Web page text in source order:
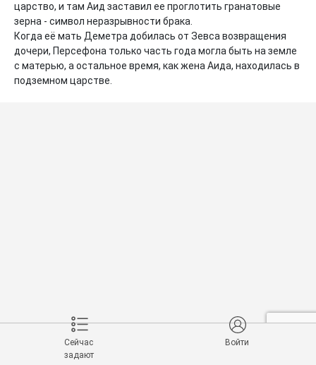
царство, и там Аид заставил ее проглотить гранатовые
зерна - символ неразрывности брака.
Когда её мать Деметра добилась от Зевса возвращения
дочери, Персефона только часть года могла быть на земле
с матерью, а остальное время, как жена Аида, находилась в
подземном царстве.
Сейчас
задают
Войти